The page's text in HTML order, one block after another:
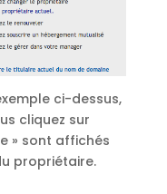
ci-dessus,
cliquez sur
» sont affichés
propriétaire.